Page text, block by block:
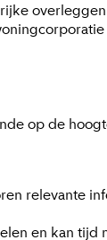
op de
relevante
en kan